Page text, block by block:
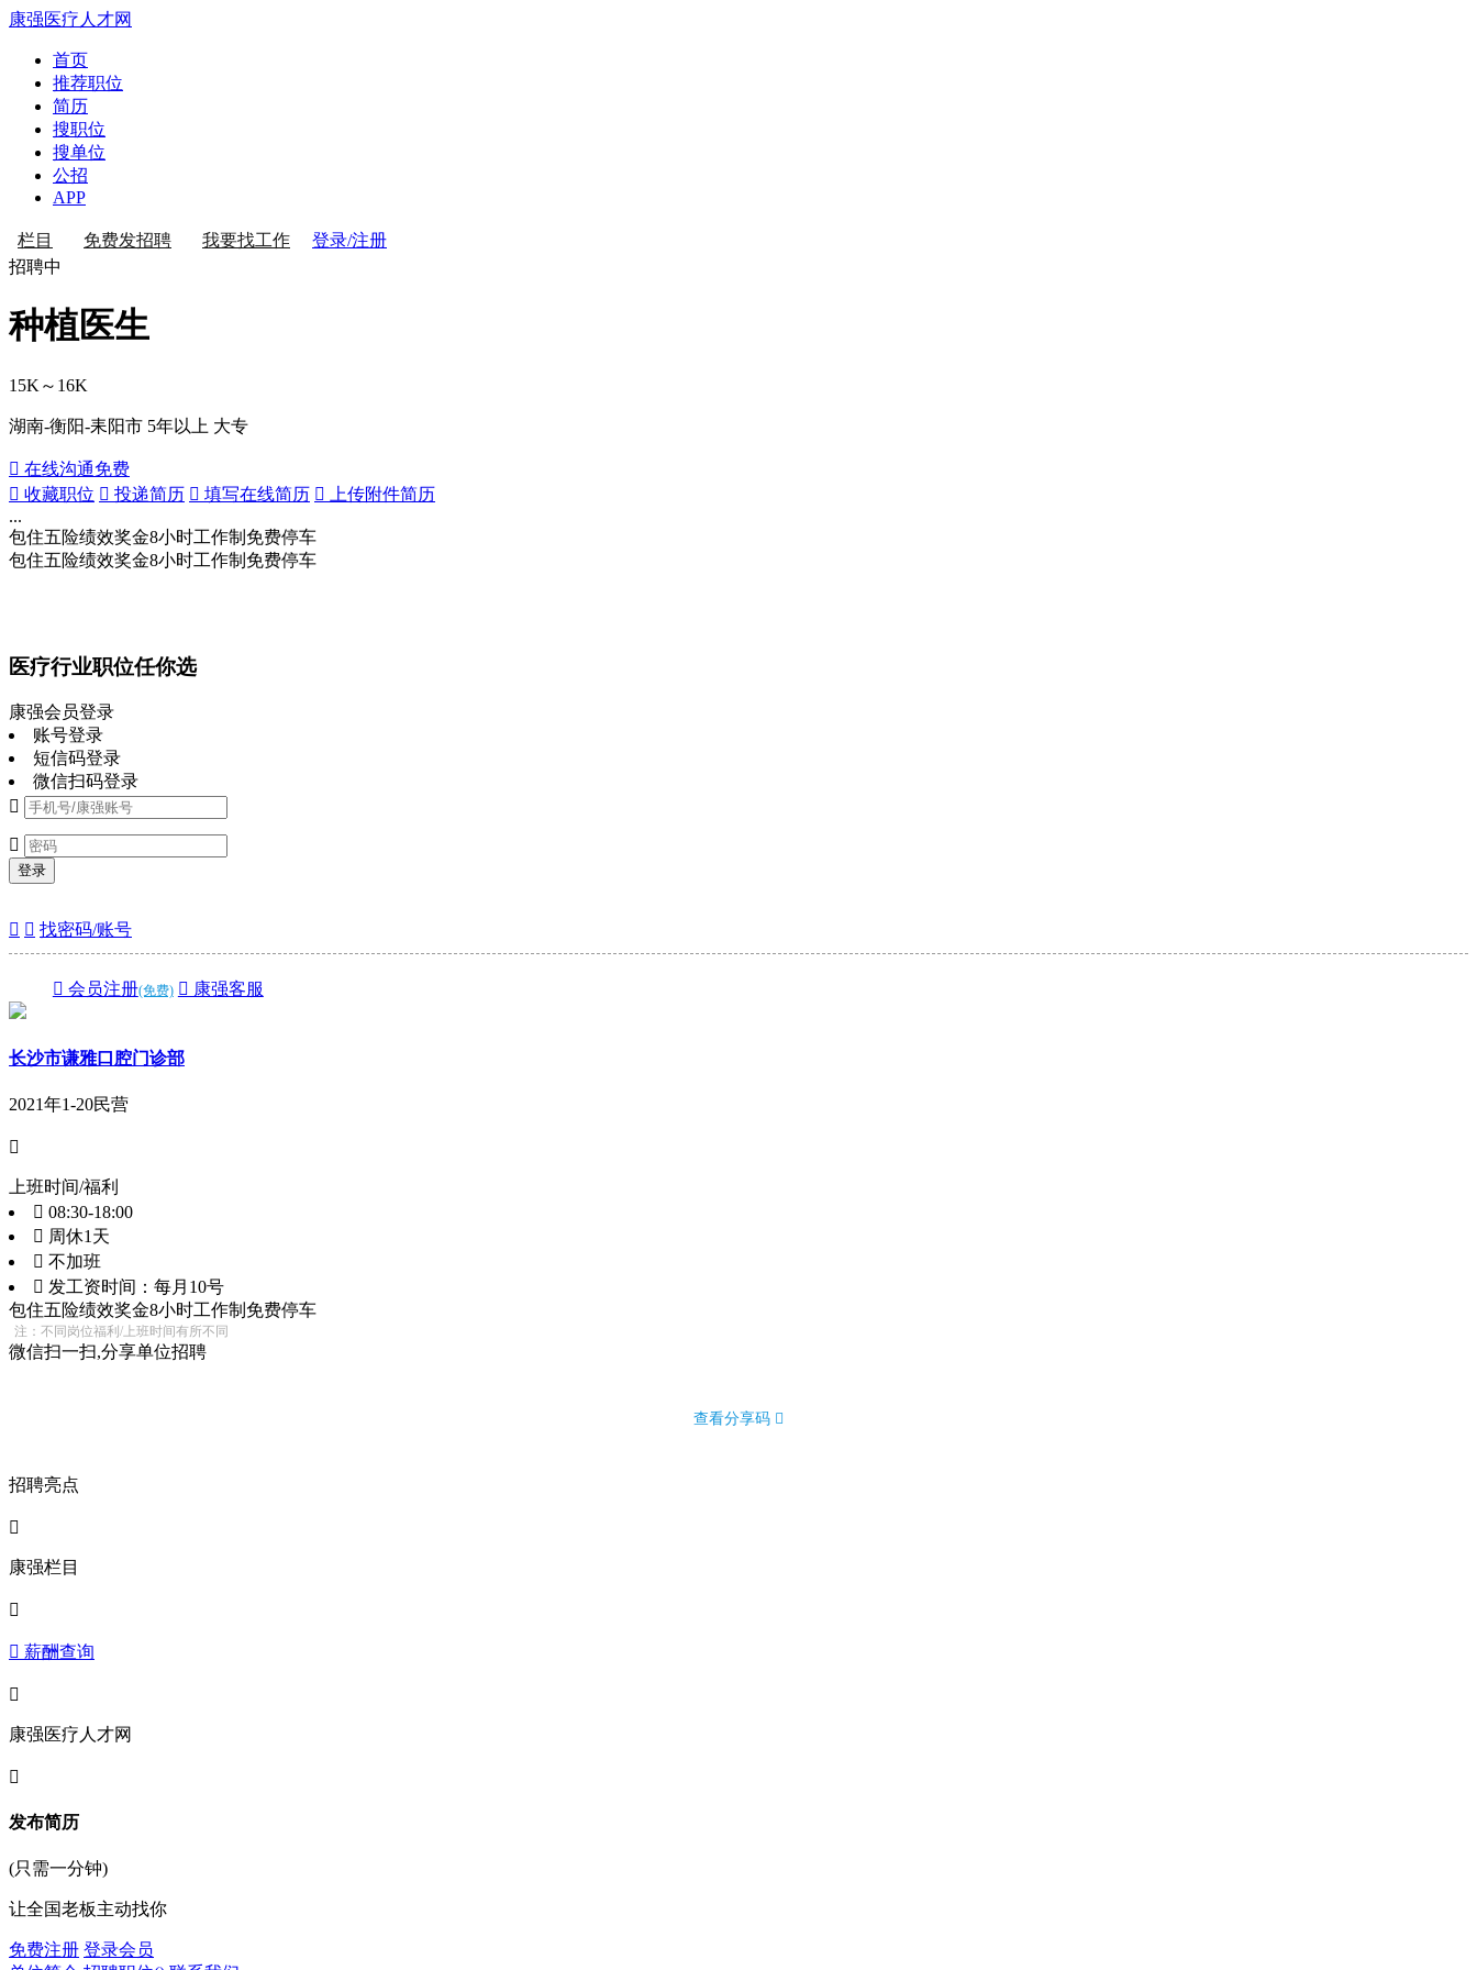
康强医疗人才网
首页
推荐职位
简历
搜职位
搜单位
公招
APP
栏目 免费发招聘 我要找工作
登录/注册
招聘中
种植医生
15K～16K
湖南-衡阳-耒阳市 5年以上 大专
 在线沟通免费
 收藏职位  投递简历  填写在线简历  上传附件简历
...
包住五险绩效奖金8小时工作制 免费停车
包住五险绩效奖金8小时工作制 免费停车
医疗行业职位任你选
康强会员登录
账号登录
短信码登录
微信扫码登录


登录
  找密码/账号
 会员注册(免费)  康强客服
长沙市谦雅口腔门诊部
2021年1-20民营

上班时间/福利
 08:30-18:00
 周休1天
 不加班
 发工资时间：每月10号
包住五险绩效奖金8小时工作制 免费停车
注：不同岗位福利/上班时间有所不同
微信扫一扫,分享单位招聘
查看分享码 
招聘亮点

康强栏目

 薪酬查询

康强医疗人才网

发布简历
(只需一分钟)
让全国老板主动找你
免费注册 登录会员